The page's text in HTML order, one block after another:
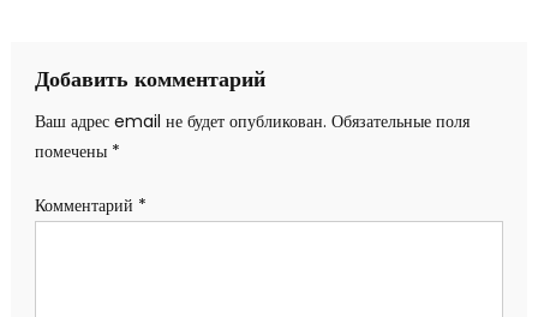
записям
Добавить комментарий
Ваш адрес email не будет опубликован. Обязательные поля
помечены *
Комментарий *